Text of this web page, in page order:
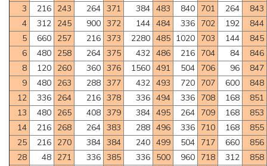
3
216 243 264 371 384 483 840 701 264
843
4
312 245 900 372 144 484 336 702 192
844
5
660 257 216 373 2280 485 1020 703 144
845
6
480 258 264 375 432 486 216 704 84
846
8
120 260 360 376 1560 491 504 706 96
847
9
480 263 288 377 432 493 720 707 600
848
12
336 264 216 378 336 494 336 708 168
851
13
480 265 408 379 384 495 264 709 168
853
14
216 268 264 383 288 496 336 710 168
855
25
216 270 384 384 240 499 504 717 660
856
28
48 271 336 385 336 500 960 718 312
858